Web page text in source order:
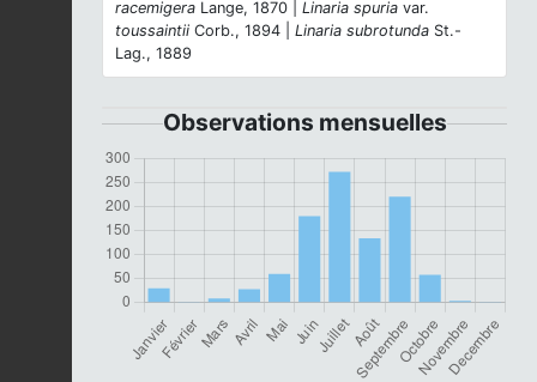
racemigera Lange, 1870 | Linaria spuria var.
toussaintii Corb., 1894 | Linaria subrotunda St.-
Lag., 1889
Observations mensuelles